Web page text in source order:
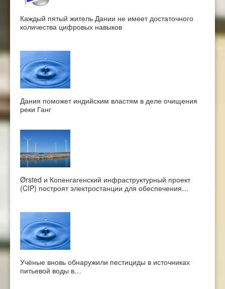
Каждый пятый житель Дании не имеет достаточного
количества цифровых навыков
Дания поможет индийским властям в деле очищения
реки Ганг
Ørsted и Копенгагенский инфраструктурный проект
(CIP) построят электростанции для обеспечения…
Учёные вновь обнаружили пестициды в источниках
питьевой воды в…